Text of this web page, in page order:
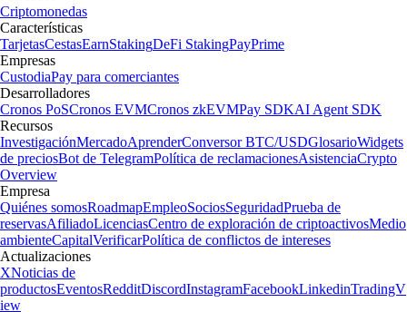
Criptomonedas
Características
TarjetasCestasEarnStakingDeFi StakingPayPrime
Empresas
CustodiaPay para comerciantes
Desarrolladores
Cronos PoSCronos EVMCronos zkEVMPay SDKAI Agent SDK
Recursos
InvestigaciónMercadoAprenderConversor BTC/USDGlosarioWidgets
de preciosBot de TelegramPolítica de reclamacionesAsistenciaCrypto
Overview
Empresa
Quiénes somosRoadmapEmpleoSociosSeguridadPrueba de
reservasAfiliadoLicenciasCentro de exploración de criptoactivosMedio
ambienteCapitalVerificarPolítica de conflictos de intereses
Actualizaciones
XNoticias de
productosEventosRedditDiscordInstagramFacebookLinkedinTradingV
iew